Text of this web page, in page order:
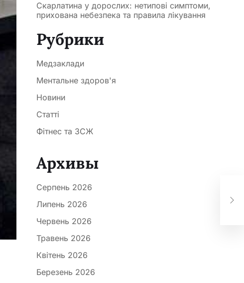
Скарлатина у дорослих: нетипові симптоми,
прихована небезпека та правила лікування
Рубрики
Медзаклади
Ментальне здоров'я
Новини
Статті
Фітнес та ЗСЖ
Архивы
Серпень 2026
Липень 2026
Червень 2026
Травень 2026
Квітень 2026
Березень 2026